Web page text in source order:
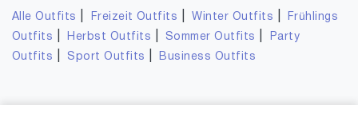
Alle Outfits Freizeit Outfits |Winter Outfits
Frühlings
Outfits
Herbst Outfits Sommer Outfits
Party
Outfits
Sport Outfits Business Outfits